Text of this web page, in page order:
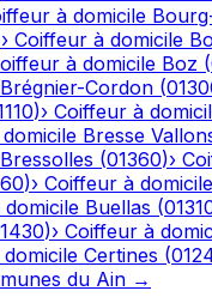
à domicile
› Coiffeur à domicile
à domicile Boz (
Brégnier-Cordon (
)› Coiffeur à
Bresse
Bressolles (01360)›
)› Coiffeur à domicile
Buellas (
)› Coiffeur à
Certines (
du Ain →